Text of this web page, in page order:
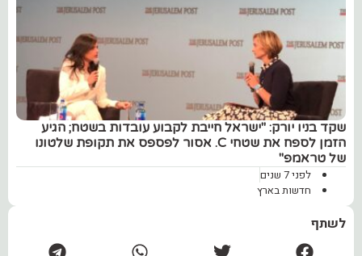
שקד בניו יורק: "ישראל חייבת לקבוע עובדות בשטח; הגיע
הזמן לספח את שטחי C. אסור לפספס את תקופת שלטונו
של טראמפ"
לפני 7 שנים
חדשות בארץ
לשתף